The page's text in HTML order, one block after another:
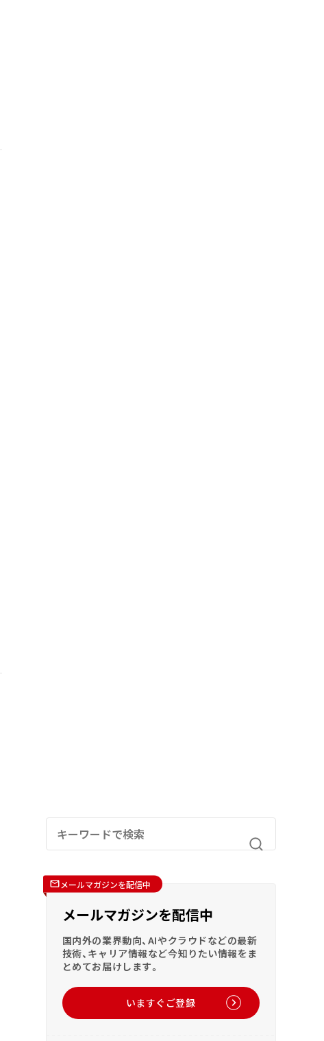
メールマガジンを配信中
メールマガジンを配信中
国内外の業界動向、AIやクラウドなどの最新
技術、キャリア情報など今知りたい情報をま
とめてお届けします。
いますぐご登録